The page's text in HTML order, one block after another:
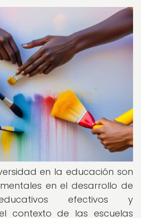
en la educación son
en el desarrollo de
efectivos y
contexto de las escuelas